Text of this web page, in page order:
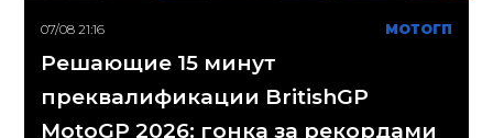
07/08 21:16 МОТОГП
Решающие 15 минут
преквалификации BritishGP
MotoGP 2026: гонка за рекордами